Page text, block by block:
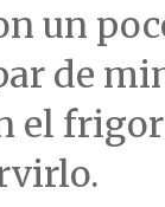
un
de
el